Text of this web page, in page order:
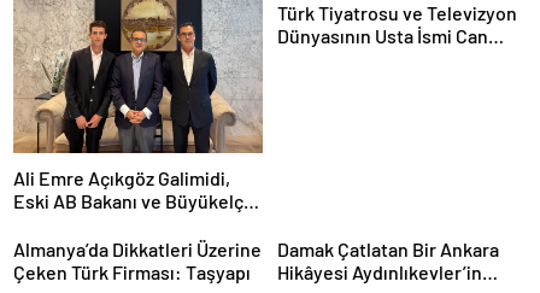
Ali Emre Açıkgöz Galimidi,
Eski AB Bakanı ve Büyükelçi
Geldi
Türk Tiyatrosu ve Televizyon
Dünyasının Usta İsmi Can
Almanya’da Dikkatleri Üzerine
Çeken Türk Firması: Taşyapı
Damak Çatlatan Bir Ankara
Hikâyesi Aydınlıkevler’in